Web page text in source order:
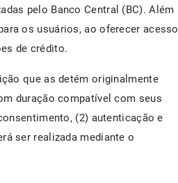
pelo Banco Central (BC). Além
os usuários, ao oferecer acesso
de crédito.
que as detém originalmente
duração compatível com seus
(2) autenticação e
ser realizada mediante o